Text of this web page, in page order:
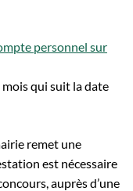
personnel sur
nouvel onglet)
qui suit la date
remet une
est nécessaire
auprès d’une